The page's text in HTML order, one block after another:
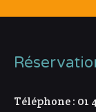
Téléphone : 01